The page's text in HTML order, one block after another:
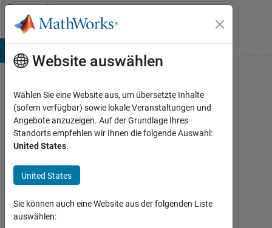
Weiter zum Inhalt
Community
Profile
infinity
Last
seen:
etwa
6
Jahre
|
Aktiv
Website auswählen
Wählen Sie eine Website aus, um übersetzte Inhalte
(sofern verfügbar) sowie lokale Veranstaltungen und
Angebote anzuzeigen. Auf der Grundlage Ihres
Standorts empfehlen wir Ihnen die folgende Auswahl:
United States.
United States
Sie können auch eine Website aus der folgenden Liste
auswählen: